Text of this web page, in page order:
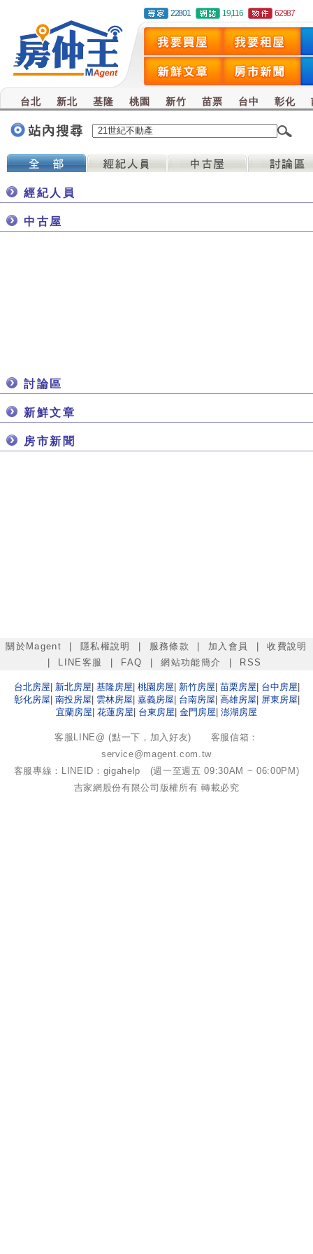
22801 19,116 62987
台北 新北 基隆 桃園 新竹 苗票 台中 彰化
經紀人員
中古屋
討論區
新鮮文章
房市新聞
關於Magent 隱私權說明 服務條款 加入會員
收費說明
LINE客服 FAQ 網站功能簡介 RSS
台北房屋 新北房屋 基隆房屋 桃園 房屋 新竹房屋 苗栗房屋 台中房屋
彰化房屋 南投房屋 雲林房屋 嘉義房屋 台南房屋 高雄房屋 屏東房屋
宜蘭房屋 花蓮房屋 台東房屋 金門 房屋 澎湖房屋
客服LINE@ (點一下，加入好友) 客服信箱：
service@magent.com.tw
客服專線：LINEID：gigahelp (週一至週五 09:30AM ~ 06:00PM)
吉家網股份有限公司 版權所有 轉載必究